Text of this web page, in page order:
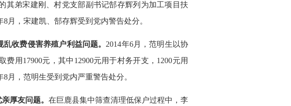
其弟宋建刚、村党支部副书记郜存辉列为加工项目扶
月，宋建凯、郜存辉受到党内警告处分。
收费侵害养殖户利益问题。 2014年6月，范明生以协
用17900元，其中12900元用于村务开支，1200元用
月，范明生受到党内严重警告处分。
厚友问题。 在巨鹿县集中筛查清理低保户过程中，李